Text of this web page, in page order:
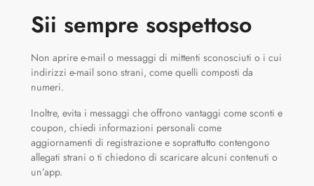
Sii sempre sospettoso
Non aprire e-mail o messaggi di mittenti sconosciuti o i cui
indirizzi e-mail sono strani, come quelli composti da
numeri.
Inoltre, evita i messaggi che offrono vantaggi come sconti e
coupon, chiedi informazioni personali come
aggiornamenti di registrazione e soprattutto contengono
allegati strani o ti chiedono di scaricare alcuni contenuti o
un’app.